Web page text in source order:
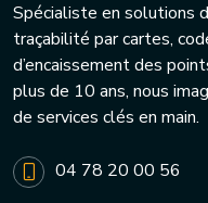
Spécialiste en solutions
traçabilité par cartes,
d’encaissement des
plus de 10 ans, nous
de services clés en main.
04 78 20 00 56